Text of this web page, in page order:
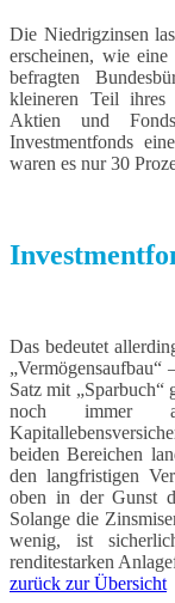
Die Niedrigzinsen
erscheinen, wie
befragten
kleineren Teil ihres
Aktien und
Investmentfonds
waren es nur 30
Das bedeutet
Satz mit
noch immer
beiden Bereichen
den langfristigen
oben in der Gunst
Solange die
wenig, ist
renditestarken
zurück zur Übersicht